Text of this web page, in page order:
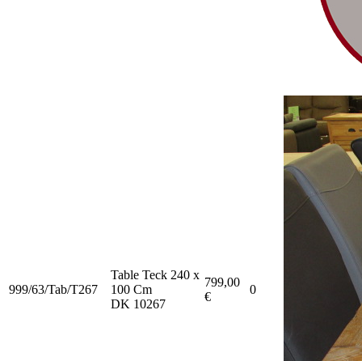
999/63/Tab/T267
Table Teck 240 x
100 Cm
DK 10267
799,00
€
0